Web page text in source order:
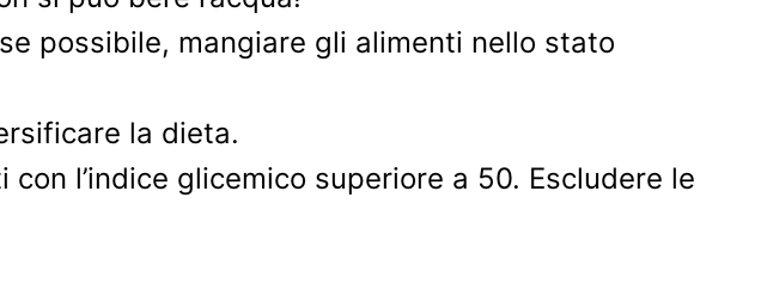
possibile, mangiare gli alimenti nello stato
la dieta.
l’indice glicemico superiore a 50. Escludere le